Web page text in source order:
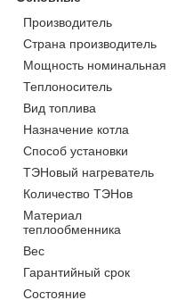
Производитель
Страна производитель
Мощность номинальная
Теплоноситель
Вид топлива
Назначение котла
Способ установки
ТЭНовый нагреватель
Количество ТЭНов
Материал
теплообменника
Вес
Гарантийный срок
Состояние